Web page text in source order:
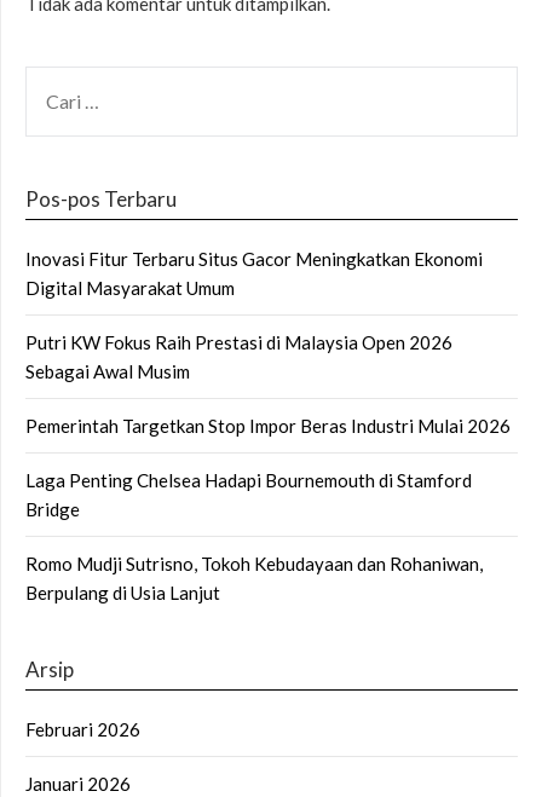
UNTUK:
Pos-pos Terbaru
Inovasi Fitur Terbaru Situs Gacor Meningkatkan Ekonomi
Digital Masyarakat Umum
Putri KW Fokus Raih Prestasi di Malaysia Open 2026
Sebagai Awal Musim
Pemerintah Targetkan Stop Impor Beras Industri Mulai 2026
Laga Penting Chelsea Hadapi Bournemouth di Stamford
Bridge
Romo Mudji Sutrisno, Tokoh Kebudayaan dan Rohaniwan,
Berpulang di Usia Lanjut
Arsip
Februari 2026
Januari 2026